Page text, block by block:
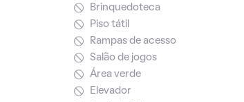
Brinquedoteca
Piso tátil
Rampas de acesso
Salão de jogos
Área verde
Elevador